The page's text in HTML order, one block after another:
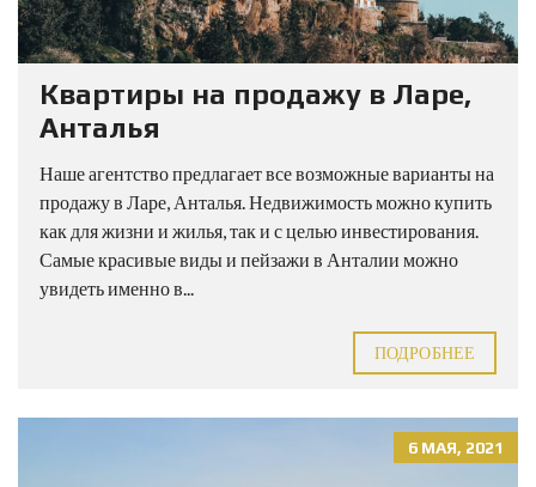
Квартиры на продажу в Ларе,
Анталья
Наше агентство предлагает все возможные варианты на
продажу в Ларе, Анталья. Недвижимость можно купить
как для жизни и жилья, так и с целью инвестирования.
Самые красивые виды и пейзажи в Анталии можно
увидеть именно в...
ПОДРОБНЕЕ
6 МАЯ, 2021